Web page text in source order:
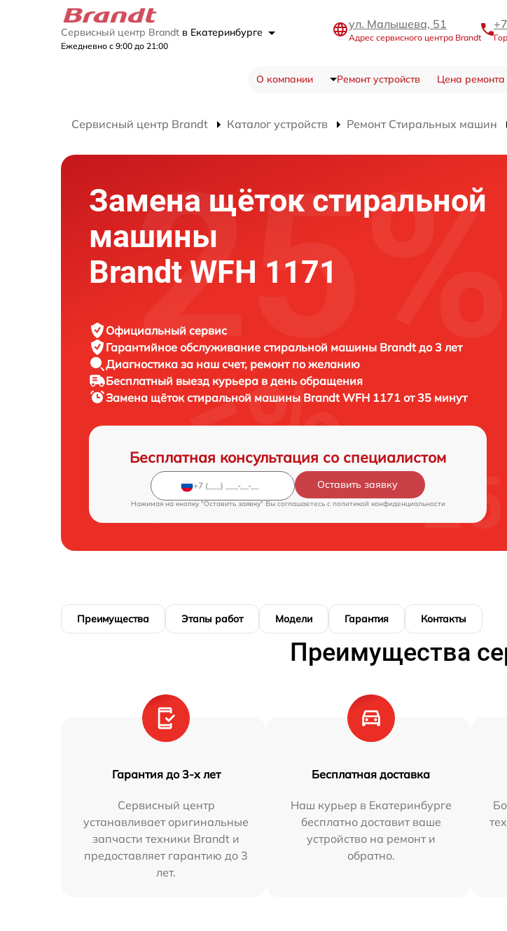
Сервисный центр Brandt в Екатеринбурге
Ежедневно с 9:00 до 21:00
ул. Малышева, 51
Адрес сервисного центра Brandt
О компании Ремонт устройств Цена ремонта
Сервисный центр Brandt Каталог устройств Ремонт Стиральных машин
Замена щёток стиральной
машины
Brandt WFH 1171
Официальный сервис
Гарантийное обслуживание стиральной машины Brandt до 3 лет
Диагностика за наш счет, ремонт по желанию
Бесплатный выезд курьера в день обращения
Замена щёток стиральной машины Brandt WFH 1171 от 35 минут
Бесплатная консультация со специалистом
Оставить заявку
Нажимая на кнопку "Оставить заявку" Вы соглашаетесь c политикой конфиденциальности
Преимущества Этапы работ Модели Гарантия Контакты
Преимущества
Гарантия до 3-х лет
Сервисный центр
устанавливает оригинальные
запчасти техники Brandt и
предоставляет гарантию до 3
лет.
Бесплатная доставка
Наш курьер в Екатеринбурге
бесплатно доставит ваше
устройство на ремонт и
обратно.